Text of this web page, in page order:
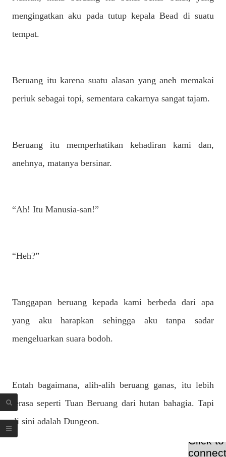
mengingatkan aku pada tutup kepala Bead di suatu
tempat.
Beruang itu karena suatu alasan yang aneh memakai
periuk sebagai topi, sementara cakarnya sangat tajam.
Beruang itu memperhatikan kehadiran kami dan,
anehnya, matanya bersinar.
“Ah! Itu Manusia-san!”
“Heh?”
Tanggapan beruang kepada kami berbeda dari apa
yang aku harapkan sehingga aku tanpa sadar
mengeluarkan suara bodoh.
Entah bagaimana, alih-alih beruang ganas, itu lebih
terasa seperti Tuan Beruang dari hutan bahagia. Tapi
di sini adalah Dungeon.